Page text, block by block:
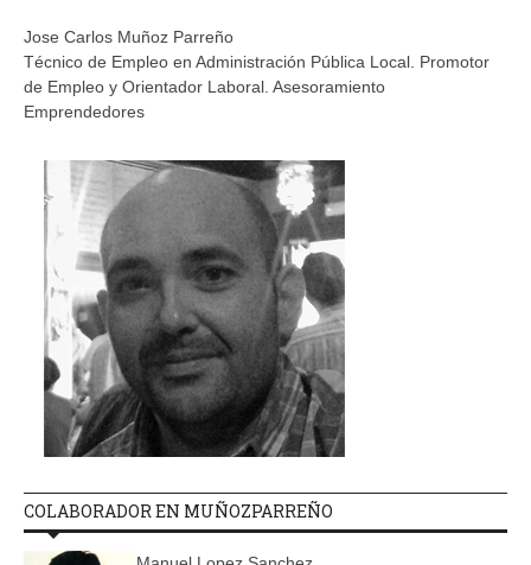
Jose Carlos Muñoz Parreño
Técnico de Empleo en Administración Pública Local. Promotor
de Empleo y Orientador Laboral. Asesoramiento
Emprendedores
COLABORADOR EN MUÑOZPARREÑO